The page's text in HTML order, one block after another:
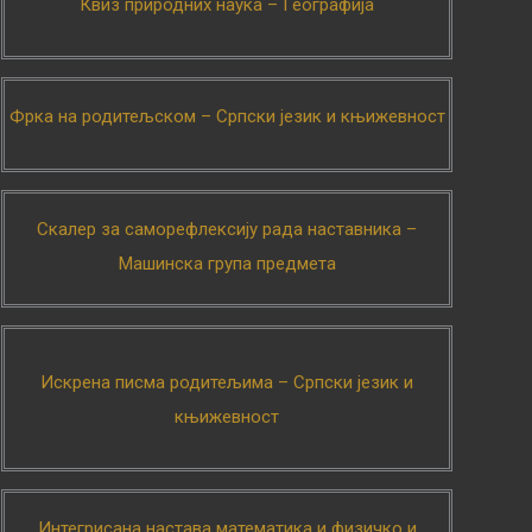
Квиз природних наука – Географија
Фрка на родитељском – Српски језик и књижевност
Скалер за саморефлексију рада наставника –
Машинска група предмета
Искрена писма родитељима – Српски језик и
књижевност